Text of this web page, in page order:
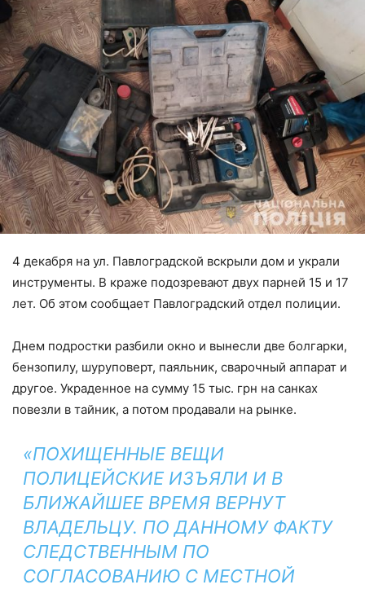
4 декабря на ул. Павлоградской вскрыли дом и украли
инструменты. В краже подозревают двух парней 15 и 17
лет. Об этом сообщает Павлоградский отдел полиции.
Днем подростки разбили окно и вынесли две болгарки,
бензопилу, шуруповерт, паяльник, сварочный аппарат и
другое. Украденное на сумму 15 тыс. грн на санках
повезли в тайник, а потом продавали на рынке.
«ПОХИЩЕННЫЕ ВЕЩИ
ПОЛИЦЕЙСКИЕ ИЗЪЯЛИ И В
БЛИЖАЙШЕЕ ВРЕМЯ ВЕРНУТ
ВЛАДЕЛЬЦУ. ПО ДАННОМУ ФАКТУ
СЛЕДСТВЕННЫМ ПО
СОГЛАСОВАНИЮ С МЕСТНОЙ